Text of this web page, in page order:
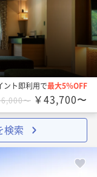
ント即利用で最大5％OFF
〜 ￥43,700〜
検索